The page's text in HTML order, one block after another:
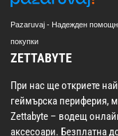
Pazaruvaj - Надежден
покупки
ZETTABYTE
При нас ще откриете
геймърска периферия,
Zettabyte – водещ
аксесоари. Безплатна